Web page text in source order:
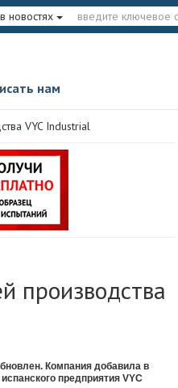
в новостях
нам
VYC Industrial
производства
Компания добавила в
предприятия VYC